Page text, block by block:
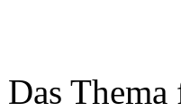
Das